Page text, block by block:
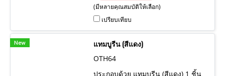
(มีหลายคุณสมบัติให้เลือก)
เปรียบเทียบ
New
แทมบูรีน (สีแดง)
OTH64
ประกอบด้วย แทมบูรีน (สีแดง) 1 ชิ้น